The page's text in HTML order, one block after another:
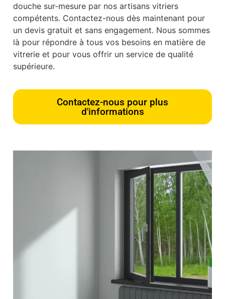
douche sur-mesure par nos artisans vitriers
compétents. Contactez-nous dès maintenant pour
un devis gratuit et sans engagement. Nous sommes
là pour répondre à tous vos besoins en matière de
vitrerie et pour vous offrir un service de qualité
supérieure.
Contactez-nous pour plus
d'informations